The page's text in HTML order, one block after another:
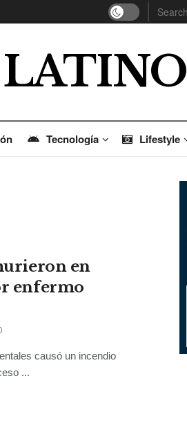
Tecnología Lifestyle
en
enfermo
causó un incendio
...